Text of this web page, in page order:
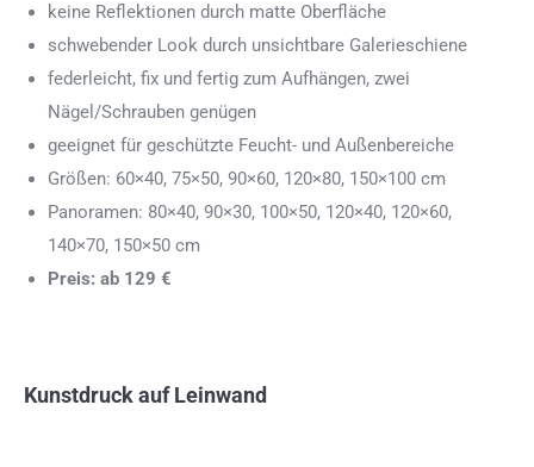
keine Reflektionen durch matte Oberfläche
schwebender Look durch unsichtbare Galerieschiene
federleicht, fix und fertig zum Aufhängen, zwei
Nägel/Schrauben genügen
geeignet für geschützte Feucht- und Außenbereiche
Größen: 60×40, 75×50, 90×60, 120×80, 150×100 cm
Panoramen: 80×40, 90×30, 100×50, 120×40, 120×60,
140×70, 150×50 cm
Preis: ab 129 €
Kunstdruck auf Leinwand